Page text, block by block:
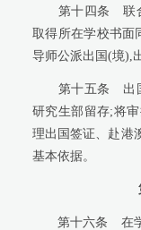
第十四条
联
取得所在学校书面
导师公派出国(境),
第十五条
出
研究生部留存;将
理出国签证、赴港
基本依据。
第十六条
在